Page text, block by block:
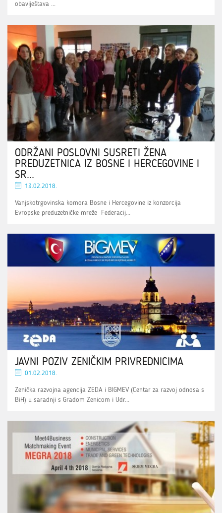
obaviještava ...
ODRŽANI POSLOVNI SUSRETI ŽENA
PREDUZETNICA IZ BOSNE I HERCEGOVINE I
SR...
13.02.2018.
Vanjskotrgovinska komora Bosne i Hercegovine iz konzorcija
Evropske preduzetničke mreže Federacij...
JAVNI POZIV ZENIČKIM PRIVREDNICIMA
01.02.2018.
Zenička razvojna agencija ZEDA i BIGMEV (Centar za razvoj odnosa s
BiH) u saradnji s Gradom Zenicom i Udr...